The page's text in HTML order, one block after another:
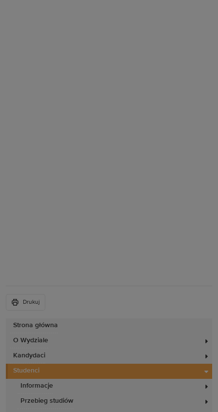
Strona główna
O Wydziale
Kandydaci
Studenci
Informacje
Przebieg studiów
Drukuj